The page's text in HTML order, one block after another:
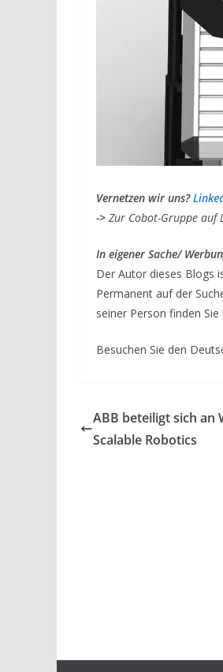
Vernetzen wir uns?
-> Zur Cobot-Gruppe auf
In eigener Sache/
Der Autor dieses Blogs
Permanent auf der
seiner Person finden Sie
Besuchen Sie den
ABB beteiligt sich an
Scalable Robotics